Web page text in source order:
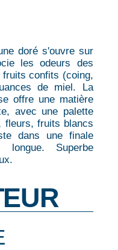
doré s'ouvre sur
les odeurs des
confits (coing,
de miel. La
offre une matière
avec une palette
fleurs, fruits blancs
dans une finale
longue. Superbe